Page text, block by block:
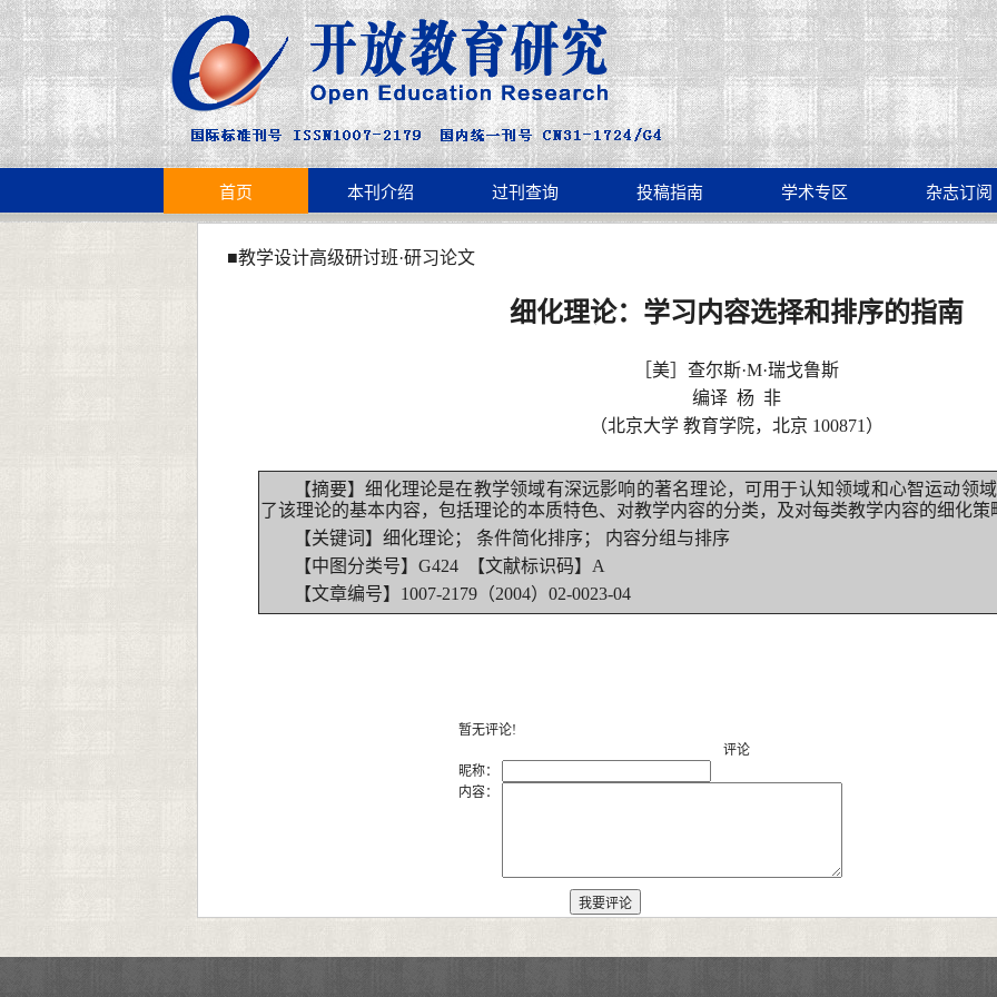
首页 本刊介绍 过刊查询 投稿指南 学术专区 杂志订阅
■教学设计高级研讨班·研习论文
细化理论：学习内容选择和排序的指南
［美］查尔斯·M·瑞戈鲁斯
编译 杨 非
（北京大学 教育学院，北京 100871）
【摘要】细化理论是在教学领域有深远影响的著名理论，可用于认知领域和心智运动领
了该理论的基本内容，包括理论的本质特色、对教学内容的分类，及对每类教学内容的细化策
【关键词】细化理论； 条件简化排序； 内容分组与排序
【中图分类号】G424 【文献标识码】A
【文章编号】1007-2179（2004）02-0023-04
暂无评论!
评论
昵称：
内容：